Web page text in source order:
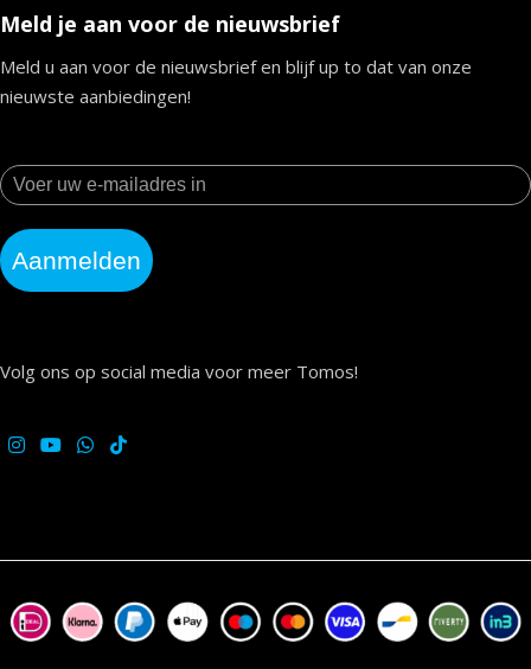
Meld je aan voor de nieuwsbrief
Meld u aan voor de nieuwsbrief en blijf up to dat van onze
nieuwste aanbiedingen!
Aanmelden
Volg ons op social media voor meer Tomos!